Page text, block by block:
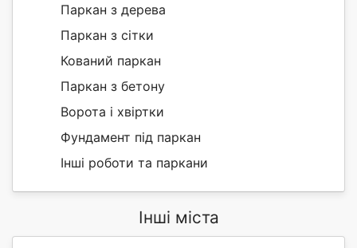
Паркан з дерева
Паркан з сітки
Кований паркан
Паркан з бетону
Ворота і хвіртки
Фундамент під паркан
Інші роботи та паркани
Інші міста